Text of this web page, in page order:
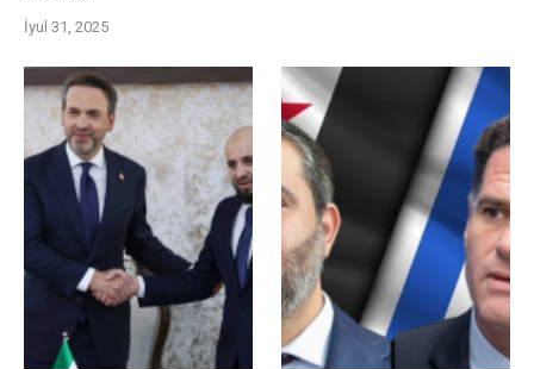
İyul 31, 2025